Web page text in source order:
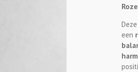
een